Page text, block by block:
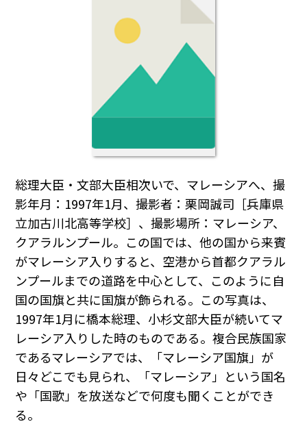
総理大臣・文部大臣相次いで、マレーシアへ、撮
影年月：1997年1月、撮影者：栗岡誠司［兵庫県
立加古川北高等学校］、撮影場所：マレーシア、
クアラルンプール。この国では、他の国から来賓
がマレーシア入りすると、空港から首都クアラル
ンプールまでの道路を中心として、このように自
国の国旗と共に国旗が飾られる。この写真は、
1997年1月に橋本総理、小杉文部大臣が続いてマ
レーシア入りした時のものである。複合民族国家
であるマレーシアでは、「マレーシア国旗」が
日々どこでも見られ、「マレーシア」という国名
や「国歌」を放送などで何度も聞くことができ
る。